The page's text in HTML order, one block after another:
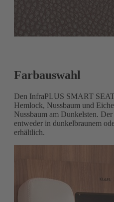
Farbauswahl
Den InfraPLUS SMART
Hemlock, Nussbaum und
Nussbaum am Dunkelsten.
entweder in dunkelbraunem
erhältlich.